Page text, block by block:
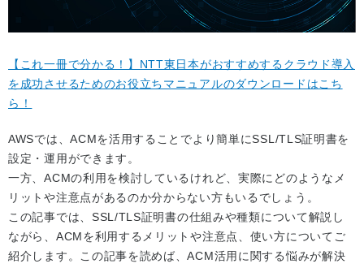
【これ一冊で分かる！】NTT東日本がおすすめするクラウド導入
を成功させるためのお役立ちマニュアルのダウンロードはこち
ら！
AWSでは、ACMを活用することでより簡単にSSL/TLS証明書を
設定・運用ができます。
一方、ACMの利用を検討しているけれど、実際にどのようなメ
リットや注意点があるのか分からない方もいるでしょう。
この記事では、SSL/TLS証明書の仕組みや種類について解説し
ながら、ACMを利用するメリットや注意点、使い方についてご
紹介します。この記事を読めば、ACM活用に関する悩みが解決